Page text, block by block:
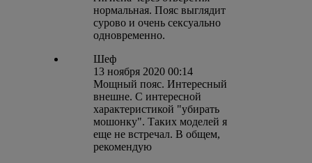
нормальная. Пояс выглядит
сурово и очень сексуально
одновременно.
Шеф
13 ноября 2020 00:14
Мощный пояс. Интересный
внешне. С интересной
характеристикой "убирать
мошонку". Таких моделей я
еще не встречал. В общем,
рекомендую